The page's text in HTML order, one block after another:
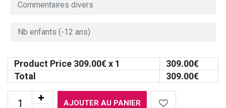
Product Price 309.00€ x 1 309.00€
Total
309.00€
AJOUTER AU PANIER